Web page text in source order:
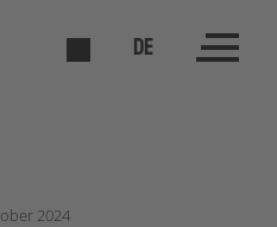
DE
2024